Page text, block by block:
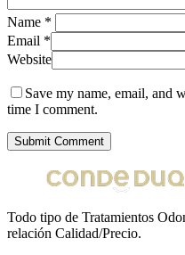
Name *
Email *
Website
Save my name, email, and
time I comment.
Todo tipo de Tratamientos
relación Calidad/Precio.